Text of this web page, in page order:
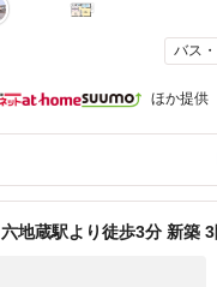
バス
ほか提供
六地蔵駅より徒歩3分 新築